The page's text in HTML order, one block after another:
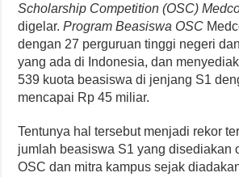
Scholarship Competition (OSC)
digelar.Program Beasiswa OSC
dengan 27 perguruan tinggi negeri
yang ada di Indonesia, dan
539 kuota beasiswa di jenjang S1
mencapai Rp 45 miliar.
Tentunya hal tersebut menjadi rekor
jumlah beasiswa S1 yang disediakan
OSC dan mitra kampus sejak